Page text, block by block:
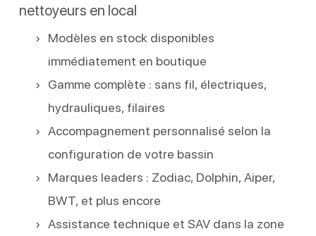
nettoyeurs en local
Modèles en stock disponibles
immédiatement en boutique
Gamme complète : sans fil, électriques,
hydrauliques, filaires
Accompagnement personnalisé selon la
configuration de votre bassin
Marques leaders : Zodiac, Dolphin, Aiper,
BWT, et plus encore
Assistance technique et SAV dans la zone